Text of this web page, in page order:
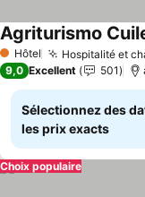
1 Étoiles
Hôtel Hospitalité et
Agriturismo
9,0 Excellent 501
Sélectionnez des
les prix exacts
Choix populaire